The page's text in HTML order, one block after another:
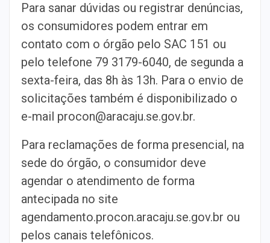
Para sanar dúvidas ou registrar denúncias,
os consumidores podem entrar em
contato com o órgão pelo SAC 151 ou
pelo telefone 79 3179-6040, de segunda a
sexta-feira, das 8h às 13h. Para o envio de
solicitações também é disponibilizado o
e-mail procon@aracaju.se.gov.br.
Para reclamações de forma presencial, na
sede do órgão, o consumidor deve
agendar o atendimento de forma
antecipada no site
agendamento.procon.aracaju.se.gov.br ou
pelos canais telefônicos.